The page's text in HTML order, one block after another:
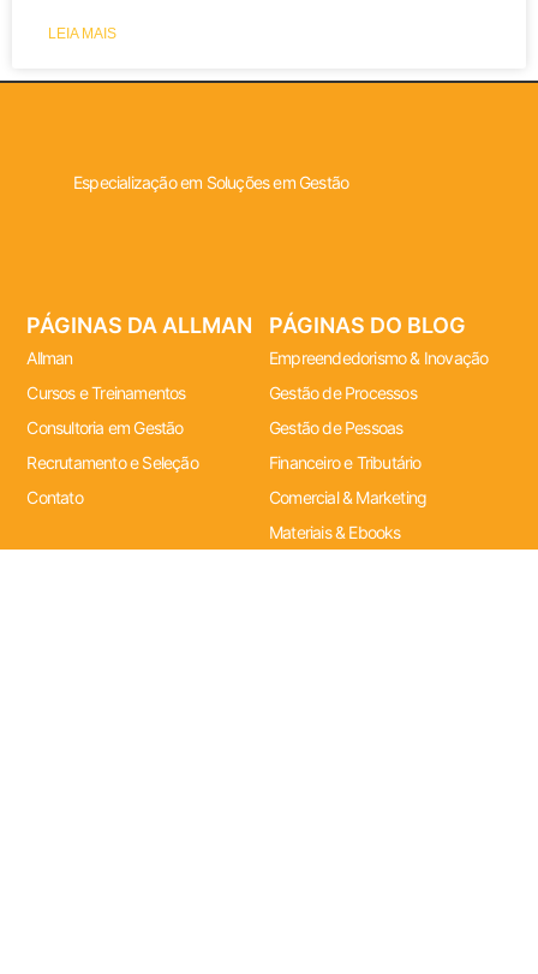
LEIA MAIS
Especialização em Soluções em Gestão
PÁGINAS DA ALLMAN
Allman
Cursos e Treinamentos
Consultoria em Gestão
Recrutamento e Seleção
Contato
PÁGINAS DO BLOG
Empreendedorismo & Inovação
Gestão de Processos
Gestão de Pessoas
Financeiro e Tributário
Comercial & Marketing
Materiais & Ebooks